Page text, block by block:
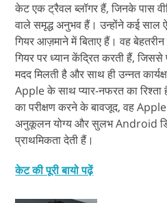
केट एक ट्रैवल ब्लॉगर हैं, जिनके पास
वाले समृद्ध अनुभव हैं। उन्होंने कई साल
गियर आज़माने में बिताए हैं। वह
गियर पर ध्यान केंद्रित करती हैं,
मदद मिलती है और साथ ही उन्नत
Apple के साथ प्यार-नफरत का रिश्ता
का परीक्षण करने के बावजूद, वह
अनुकूलन योग्य और सुलभ Android
प्राथमिकता देती हैं।
केट की पूरी बायो पढ़ें